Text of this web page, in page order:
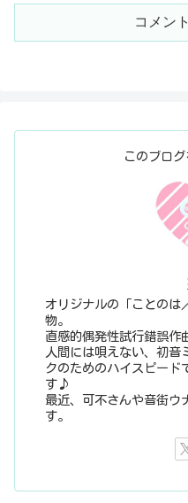
コメン
このブロ
オリジナルの「ことのは
物。
直感的偶発性試行錯誤作
人間には唄えない、初音
クのためのハイスピード
す♪
最近、可不さんや音街ウ
す。